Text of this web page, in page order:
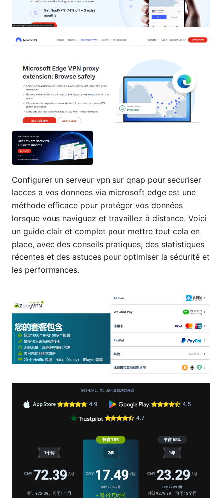
Configurer un serveur vpn sur qnap pour securiser
lacces a vos donnees via microsoft edge est une
méthode efficace pour protéger vos données
lorsque vous naviguez et travaillez à distance. Voici
un guide clair et complet pour mettre tout cela en
place, avec des conseils pratiques, des statistiques
récentes et des astuces pour optimiser la sécurité et
les performances.